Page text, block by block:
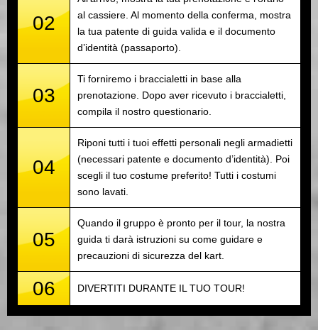
02
al cassiere. Al momento della conferma, mostra
la tua patente di guida valida e il documento
d’identità (passaporto).
03
Ti forniremo i braccialetti in base alla
prenotazione. Dopo aver ricevuto i braccialetti,
compila il nostro questionario.
04
Riponi tutti i tuoi effetti personali negli armadietti
(necessari patente e documento d’identità). Poi
scegli il tuo costume preferito! Tutti i costumi
sono lavati.
05
Quando il gruppo è pronto per il tour, la nostra
guida ti darà istruzioni su come guidare e
precauzioni di sicurezza del kart.
06 DIVERTITI DURANTE IL TUO TOUR!